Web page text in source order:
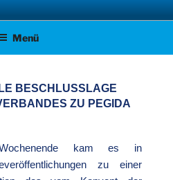
STADE
Menü
BESCHLUSSLAGE
ZU PEGIDA
kam es in
zu einer